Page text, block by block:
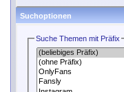
Suchoptionen
Suche Themen mit Präfix